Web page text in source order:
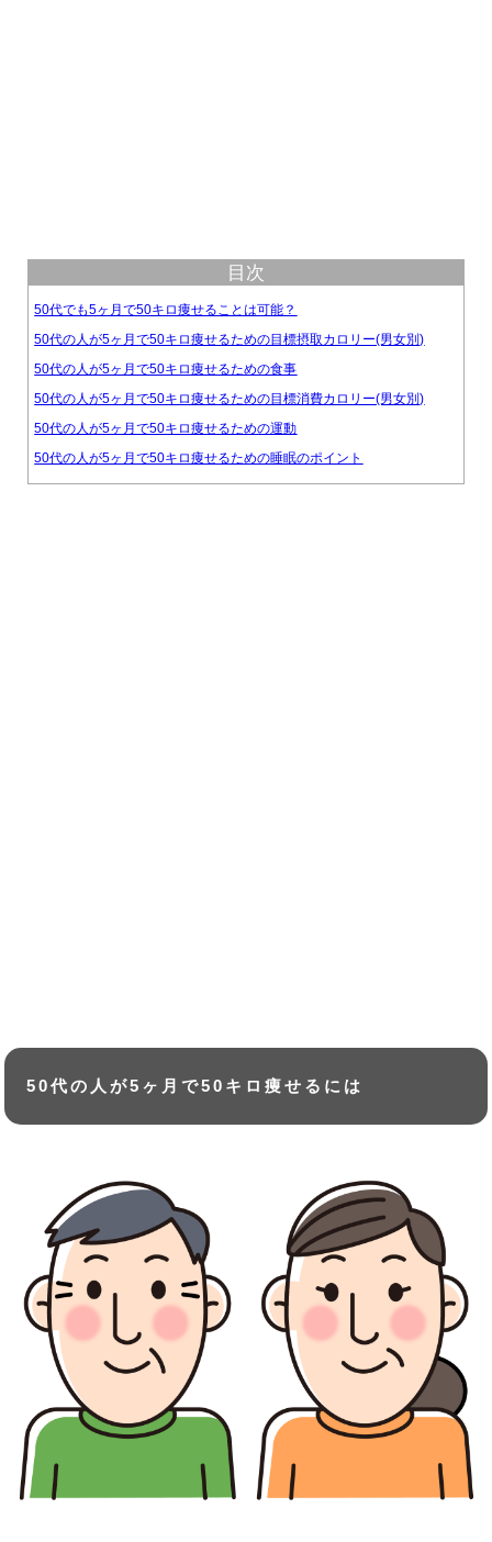
目次
50代でも5ヶ月で50キロ痩せることは可能？
50代の人が5ヶ月で50キロ痩せるための目標摂取カロリー(男女別)
50代の人が5ヶ月で50キロ痩せるための食事
50代の人が5ヶ月で50キロ痩せるための目標消費カロリー(男女別)
50代の人が5ヶ月で50キロ痩せるための運動
50代の人が5ヶ月で50キロ痩せるための睡眠のポイント
50代の人が5ヶ月で50キロ痩せるには